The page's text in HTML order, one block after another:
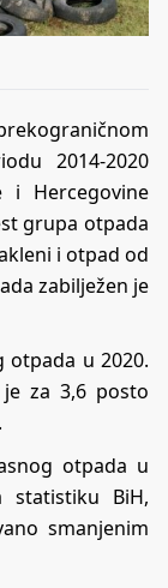
2014-2020
i Hercegovine
grupa otpada
i otpad od
zabilježen je
otpada u 2020.
za 3,6 posto
otpada u
statistiku BiH,
smanjenim